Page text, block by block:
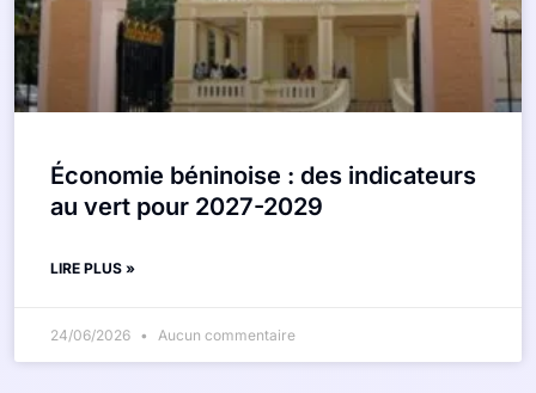
Économie béninoise : des indicateurs
au vert pour 2027-2029
LIRE PLUS »
24/06/2026 Aucun commentaire